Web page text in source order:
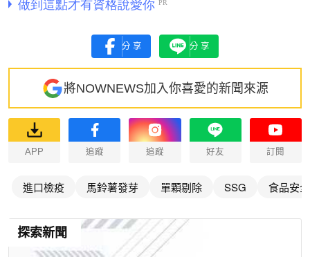
分享 分享
將NOWNEWS加入你喜愛的新聞來源
APP 追蹤 追蹤 好友 訂閱
進口檢疫 馬鈴薯發芽 單顆剔除 SSG 食品安全
探索新聞